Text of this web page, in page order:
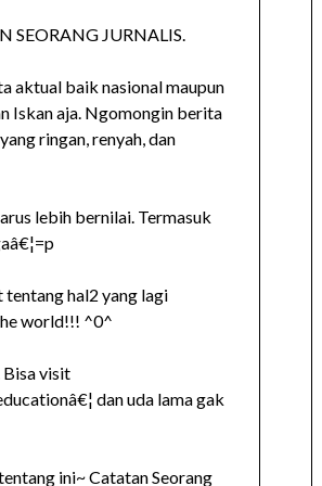
SEORANG JURNALIS.
aktual baik nasional maupun
Iskan aja. Ngomongin berita
ringan, renyah, dan
lebih bernilai. Termasuk
hal2 yang lagi
world!!! ^0^
Bisa visit
dan uda lama gak
ini~ Catatan Seorang